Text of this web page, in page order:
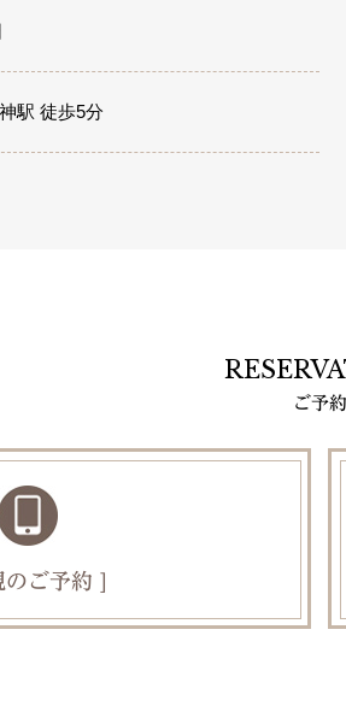
駅 徒歩5分
ご予約
のご予約 ]